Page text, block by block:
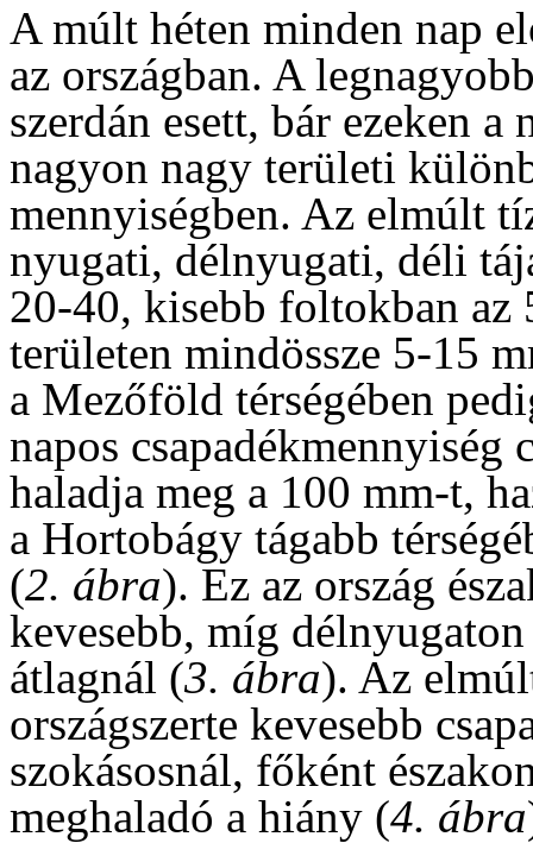
A múlt héten minden nap
az országban. A
szerdán esett, bár ezeken
nagyon nagy területi
mennyiségben. Az elmúlt
nyugati, délnyugati, déli
20-40, kisebb foltokban
területen mindössze 5-15
a Mezőföld térségében
napos csapadékmennyiség
haladja meg a 100 mm-t,
a Hortobágy tágabb
(2. ábra). Ez az ország
kevesebb, míg
átlagnál (3. ábra). Az
országszerte kevesebb
szokásosnál, főként
meghaladó a hiány (4. ábra